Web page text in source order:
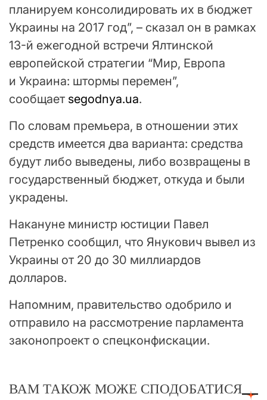
планируем консолидировать их в бюджет
Украины на 2017 год”, – сказал он в рамках
13-й ежегодной встречи Ялтинской
европейской стратегии “Мир, Европа
и Украина: штормы перемен”,
сообщает segodnya.ua.
По словам премьера, в отношении этих
средств имеется два варианта: средства
будут либо выведены, либо возвращены в
государственный бюджет, откуда и были
украдены.
Накануне министр юстиции Павел
Петренко сообщил, что Янукович вывел из
Украины от 20 до 30 миллиардов
долларов.
Напомним, правительство одобрило и
отправило на рассмотрение парламента
законопроект о спецконфискации.
ВАМ ТАКОЖ МОЖЕ СПОДОБАТИСЯ